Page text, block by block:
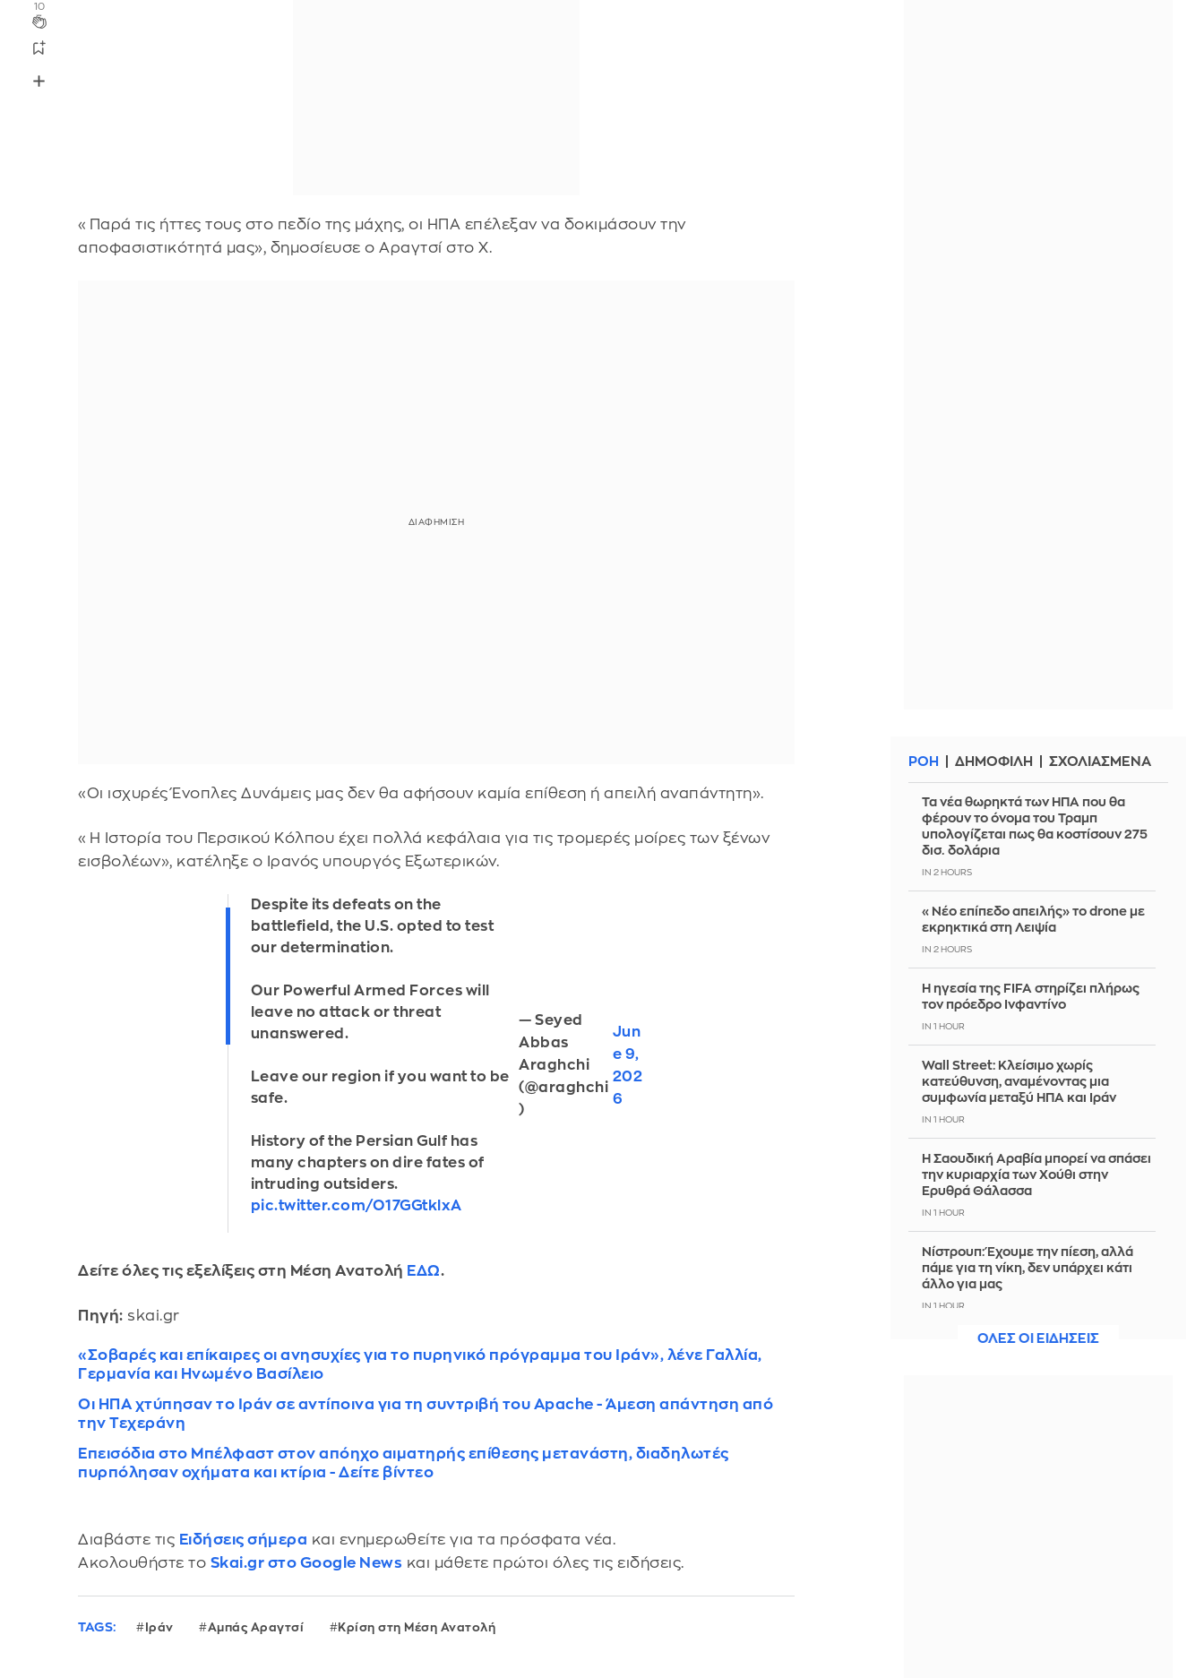
10
«Παρά τις ήττες τους στο πεδίο της μάχης, οι ΗΠΑ επέλεξαν να δοκιμάσουν την
αποφασιστικότητά μας», δημοσίευσε ο Αραγτσί στο X.
«Οι ισχυρές Ένοπλες Δυνάμεις μας δεν θα αφήσουν καμία επίθεση ή απειλή αναπάντητη».
«Η Ιστορία του Περσικού Κόλπου έχει πολλά κεφάλαια για τις τρομερές μοίρες των ξένων
εισβολέων», κατέληξε ο Ιρανός υπουργός Εξωτερικών.
Despite its defeats on the
battlefield, the U.S. opted to test
our determination.
Our Powerful Armed Forces will
leave no attack or threat
unanswered.
Leave our region if you want to be
safe.
History of the Persian Gulf has
many chapters on dire fates of
intruding outsiders.
pic.twitter.com/O17GGtklxA
— Seyed
Abbas
Araghchi
(@araghchi
)
Jun
e 9,
202
6
Δείτε όλες τις εξελίξεις στη Μέση Ανατολή ΕΔΩ.
Πηγή: skai.gr
«Σοβαρές και επίκαιρες οι ανησυχίες για το πυρηνικό πρόγραμμα του Ιράν», λένε Γαλλία,
Γερμανία και Ηνωμένο Βασίλειο
Οι ΗΠΑ χτύπησαν το Ιράν σε αντίποινα για τη συντριβή του Apache - Άμεση απάντηση από
την Τεχεράνη
Επεισόδια στο Μπέλφαστ στον απόηχο αιματηρής επίθεσης μετανάστη, διαδηλωτές
πυρπόλησαν οχήματα και κτίρια - Δείτε βίντεο
Διαβάστε τις Ειδήσεις σήμερα και ενημερωθείτε για τα πρόσφατα νέα.
Ακολουθήστε το Skai.gr στο Google News και μάθετε πρώτοι όλες τις ειδήσεις.
TAGS: Ιράν Αμπάς Αραγτσί Κρίση στη Μέση Ανατολή
ΡΟΗ ΔΗΜΟΦΙΛΗ ΣΧΟΛΙΑΣΜΕΝΑ
Τα νέα θωρηκτά των ΗΠΑ που θα
φέρουν το όνομα του Τραμπ
υπολογίζεται πως θα κοστίσουν 275
δισ. δολάρια
IN 2 HOURS
«Νέο επίπεδο απειλής» το drone με
εκρηκτικά στη Λειψία
IN 2 HOURS
Η ηγεσία της FIFA στηρίζει πλήρως
τον πρόεδρο Ινφαντίνο
IN 1 HOUR
Wall Street: Κλείσιμο χωρίς
κατεύθυνση, αναμένοντας μια
συμφωνία μεταξύ ΗΠΑ και Ιράν
IN 1 HOUR
Η Σαουδική Αραβία μπορεί να σπάσει
την κυριαρχία των Χούθι στην
Ερυθρά Θάλασσα
IN 1 HOUR
Νίστρουπ: Έχουμε την πίεση, αλλά
πάμε για τη νίκη, δεν υπάρχει κάτι
άλλο για μας
IN 1 HOUR
Άννα Πρέλεβιτς: Το τρυφερό
ΟΛΕΣ ΟΙ ΕΙΔΗΣΕΙΣ